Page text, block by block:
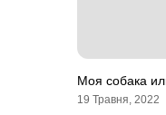
Моя собака
19 Травня, 2022